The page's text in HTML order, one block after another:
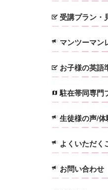
受講プラン・
マンツーマン
お子様の英語
駐在帯同専門
生徒様の声/
よくいただく
お問い合わせ